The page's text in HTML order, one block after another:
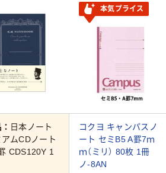
本気プライス
日本ノート
ムCDノート
CDS120Y 1
コクヨ キャンパスノ
ート セミB5 A罫7ｍ
ｍ（ミリ） 80枚 1冊
ノ-8AN